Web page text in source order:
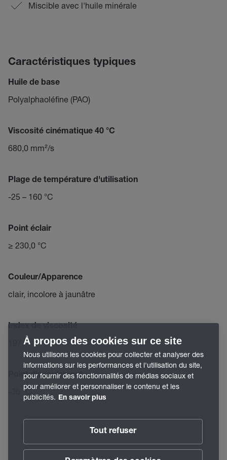
Miscible avec l'huile minérale
Caractéristiques typiques
Huile de base
Polyalphaoléfine (PAO)
Viscosité cinématique 40 °C
680,0 mm²/s
Plage de température d'utilisation
-25 – 160 °C
Point éclair
≥ 230,0 °C
Couleur/Apparence
clair, incolore à jaunâtre
Index de viscosité
Point d'écoulement
-36 °C
À propos des cookies sur ce site
Nous utilisons les cookies pour collecter et analyser des
informations sur les performances et l'utilisation du site,
pour fournir des fonctionnalités de médias sociaux et
pour améliorer et personnaliser le contenu et les
publicités. En savoir plus
Tout refuser